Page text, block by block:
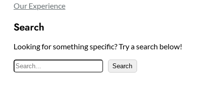
Our Experience
Search
Looking for something specific? Try a search below!
S
e
Search